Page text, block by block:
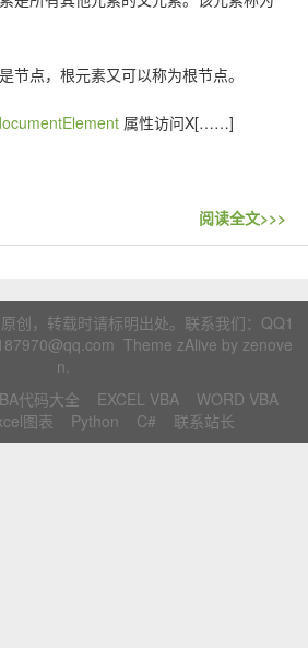
节点，根元素又可以称为根节点。
属性访问X[……]
阅读全文>>>
创，转载时请标明出处。联系我们： QQ1
Theme zAlive by zenove
n.
代码大全 EXCEL VBA
WORD VBA
图表 Python C# 联系站长